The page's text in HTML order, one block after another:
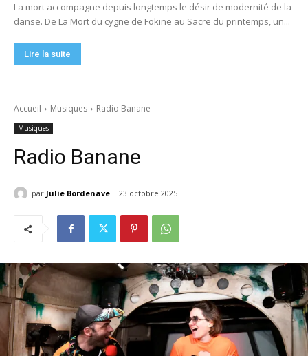
La mort accompagne depuis longtemps le désir de modernité de la
danse. De La Mort du cygne de Fokine au Sacre du printemps, un...
Lire la suite